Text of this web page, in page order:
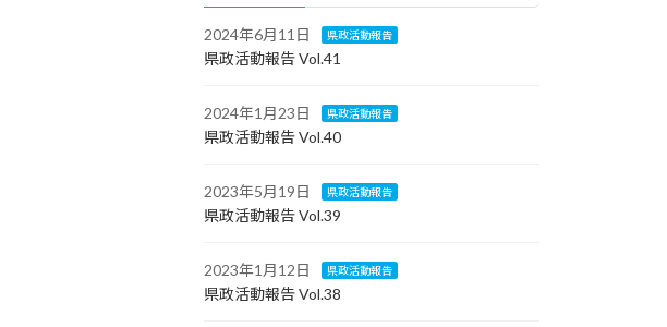
2024年6月11日 県政活動報告
県政活動報告 Vol.41
2024年1月23日 県政活動報告
県政活動報告 Vol.40
2023年5月19日 県政活動報告
県政活動報告 Vol.39
2023年1月12日 県政活動報告
県政活動報告 Vol.38